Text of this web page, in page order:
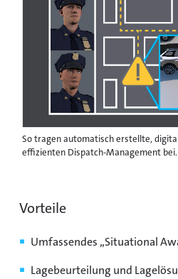
So tragen automatisch erstellte,
effizienten Dispatch-Management bei.
Vorteile
Umfassendes „Situational
Lagebeurteilung und